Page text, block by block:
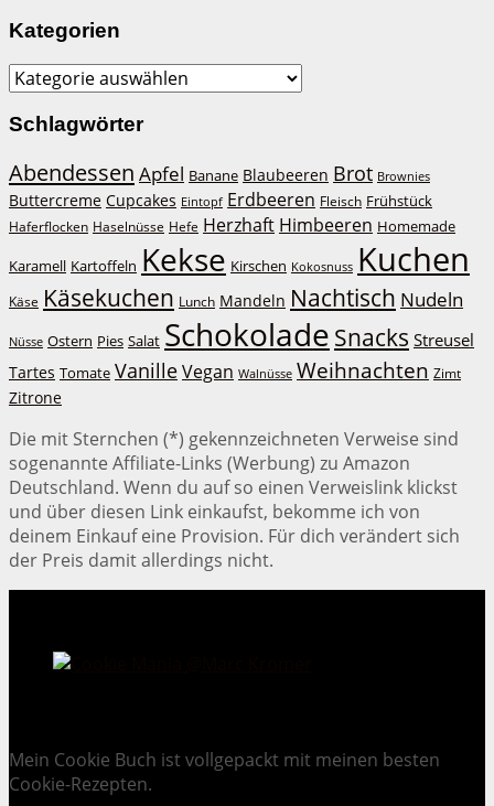
Kategorien
Kategorien
Schlagwörter
Abendessen Apfel Banane Blaubeeren Brot Brownies
Buttercreme Cupcakes Eintopf Erdbeeren Fleisch Frühstück
Haferflocken Haselnüsse Hefe Herzhaft Himbeeren Homemade
Karamell Kartoffeln Kekse Kirschen Kokosnuss Kuchen
Käse Käsekuchen Lunch Mandeln Nachtisch Nudeln
Nüsse Ostern Pies Salat Schokolade Snacks Streusel
Tartes Tomate VanilleVegan Walnüsse Weihnachten Zimt
Zitrone
Die mit Sternchen (*) gekennzeichneten Verweise sind
sogenannte Affiliate-Links (Werbung) zu Amazon
Deutschland. Wenn du auf so einen Verweislink klickst
und über diesen Link einkaufst, bekomme ich von
deinem Einkauf eine Provision. Für dich verändert sich
der Preis damit allerdings nicht.
Mein Cookie Buch ist vollgepackt mit meinen besten
Cookie-Rezepten.